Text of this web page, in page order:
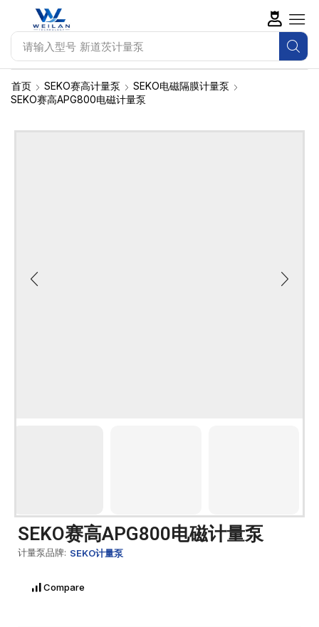
请输入型号 新道茨计量泵
首页 SEKO赛高计量泵
SEKO电磁隔膜计量泵
SEKO赛高APG800电磁计量泵
SEKO赛高APG800电磁计量泵
计量泵品牌: SEKO计量泵
Compare